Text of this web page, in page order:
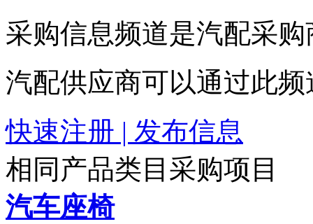
采购信息频道是汽配采
汽配供应商可以通过此
快速注册 | 发布信息
相同产品类目采购项目
汽车座椅